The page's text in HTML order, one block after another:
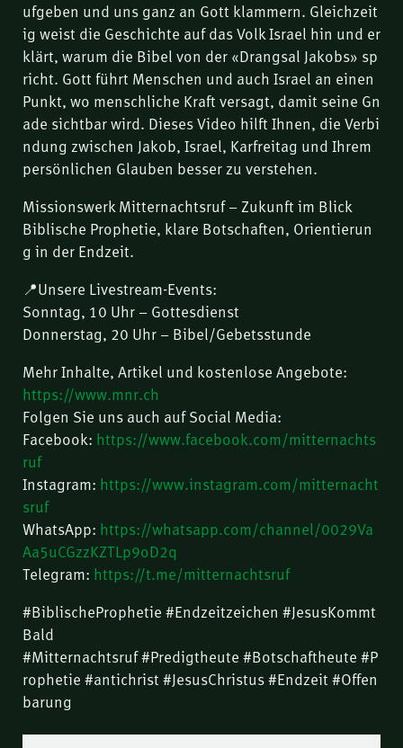
ufgeben und uns ganz an Gott klammern. Gleichzeit
ig weist die Geschichte auf das Volk Israel hin und er
klärt, warum die Bibel von der «Drangsal Jakobs» sp
richt. Gott führt Menschen und auch Israel an einen
Punkt, wo menschliche Kraft versagt, damit seine Gn
ade sichtbar wird. Dieses Video hilft Ihnen, die Verbi
ndung zwischen Jakob, Israel, Karfreitag und Ihrem
persönlichen Glauben besser zu verstehen.
Missionswerk Mitternachtsruf – Zukunft im Blick
Biblische Prophetie, klare Botschaften, Orientierun
g in der Endzeit.
📍Unsere Livestream-Events:
Sonntag, 10 Uhr – Gottesdienst
Donnerstag, 20 Uhr – Bibel/Gebetsstunde
Mehr Inhalte, Artikel und kostenlose Angebote:
https://www.mnr.ch
Folgen Sie uns auch auf Social Media:
Facebook: https://www.facebook.com/mitternachts
ruf
Instagram: https://www.instagram.com/mitternacht
sruf
WhatsApp: https://whatsapp.com/channel/0029Va
Aa5uCGzzKZTLp9oD2q
Telegram: https://t.me/mitternachtsruf
#BiblischeProphetie #Endzeitzeichen #JesusKommt
Bald
#Mitternachtsruf #Predigtheute #Botschaftheute #P
rophetie #antichrist #JesusChristus #Endzeit #Offen
barung